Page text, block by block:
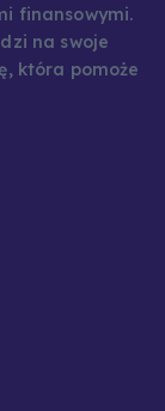
finansowymi.
na swoje
która pomoże